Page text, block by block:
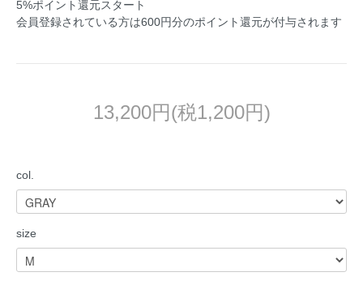
5%ポイント還元スタート
会員登録されている方は600円分のポイント還元が付与されます
13,200円(税1,200円)
col.
size